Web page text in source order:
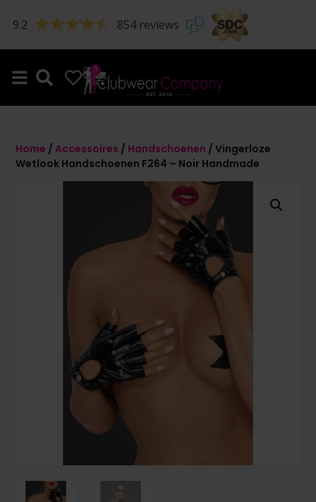
9.2 854 reviews
0 0
Home /Accessoires / Handschoenen / Vingerloze
Wetlook Handschoenen F264 – Noir Handmade